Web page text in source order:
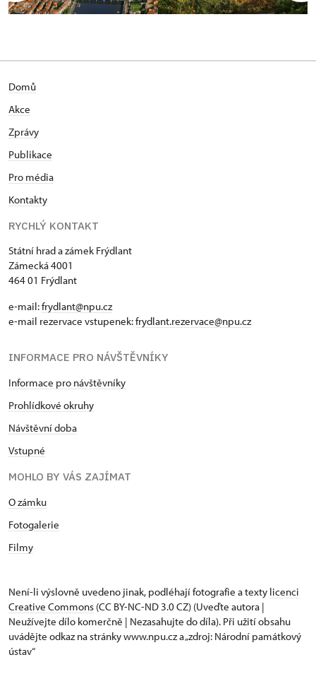
Domů
Akce
Zprávy
Publikace
Pro média
Kontakty
RYCHLÝ KONTAKT
Státní hrad a zámek Frýdlant
Zámecká 4001
464 01 Frýdlant
e-mail:frydlant@npu.cz
e-mail rezervace vstupenek:frydlant.rezervace@npu.cz
INFORMACE PRO NÁVŠTĚVNÍKY
Informace pro návštěvníky
Prohlídkové okruhy
Návštěvní doba
Vstupné
MOHLO BY VÁS ZAJÍMAT
O zámku
Fotogalerie
Filmy
Není-li výslovně uvedeno jinak, podléhají fotografie a texty licenci
Creative Commons (CC BY-NC-ND 3.0 CZ) (Uveďte autora |
Neužívejte dílo komerčně | Nezasahujte do díla). Při užití obsahu
uvádějte odkaz na stránky www.npu.cz a „zdroj: Národní památkový
ústav“